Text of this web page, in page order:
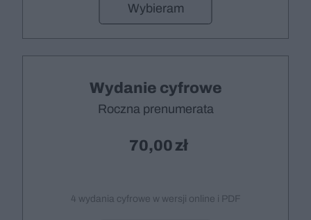
Wybieram
Wydanie cyfrowe
Roczna prenumerata
70,00
4 wydania cyfrowe w wersji online i PDF